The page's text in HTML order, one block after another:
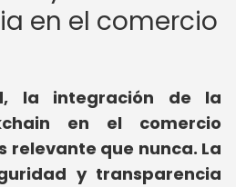
en el comercio
la integración de la
en el comercio
relevante que nunca. La
y transparencia